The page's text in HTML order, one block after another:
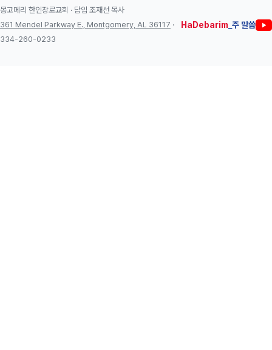
몽고메리 한인장로교회 · 담임 조재선 목사
361 Mendel Parkway E., Montgomery, AL 36117 ·
334-260-0233
HaDebarim _주 말씀